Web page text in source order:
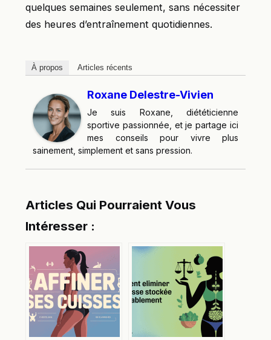
quelques semaines seulement, sans nécessiter
des heures d’entraînement quotidiennes.
À propos Articles récents
Roxane Delestre-Vivien
Je suis Roxane, diététicienne
sportive passionnée, et je partage ici
mes conseils pour vivre plus
sainement, simplement et sans pression.
Articles Qui Pourraient Vous
Intéresser :